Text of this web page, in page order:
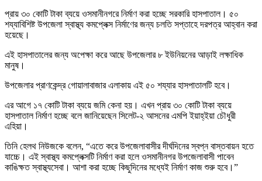
প্রায় ৩০ কোটি টাকা ব্যয়ে ওসমানীনগরে নির্মাণ করা হচ্ছে সরকারি হাসপাতাল। ৫০
শয্যাবিশিষ্ট উপজেলা স্বাস্থ্য কমপ্লেক্স নির্মাণের জন্য চলতি সপ্তাহে দরপত্র আহ্বান করা
হয়েছে।
এই হাসপাতালের জন্য অপেক্ষা করে আছে উপজেলার ৮ ইউনিয়নের আড়াই লক্ষাধিক
মানুষ।
উপজেলার প্রাণকেন্দ্র গোয়ালাবাজার এলাকায় এই ৫০ শয্যার হাসপাতালটি হবে।
এর আগে ১৭ কোটি টাকা ব্যয়ে জমি কেনা হয়। এখন প্রায় ৩০ কোটি টাকা ব্যয়ে
হাসপাতাল নির্মাণ হচ্ছে বলে জানিয়েছেন সিলেট-২ আসনের এমপি ইয়াহ্ইয়া চৌধুরী
এহিয়া।
তিনি হেলথ নিউজকে বলেন, “এতে করে উপজেলাবাসীর দীর্ঘদিনের স্বপ্ন বাস্তবায়ন হতে
যাচ্চে। এই স্বাস্থ্য কমপ্লেক্সটি নির্মাণ করা হলে ওসমানীনগর উপজেলাবাসী পাবেন
কাঙিক্ষত স্বাস্থ্যসেবা। আশা করা হচ্ছে কিছুদিনের মধ্যেই নির্মাণ কাজ শুরু হবে।”